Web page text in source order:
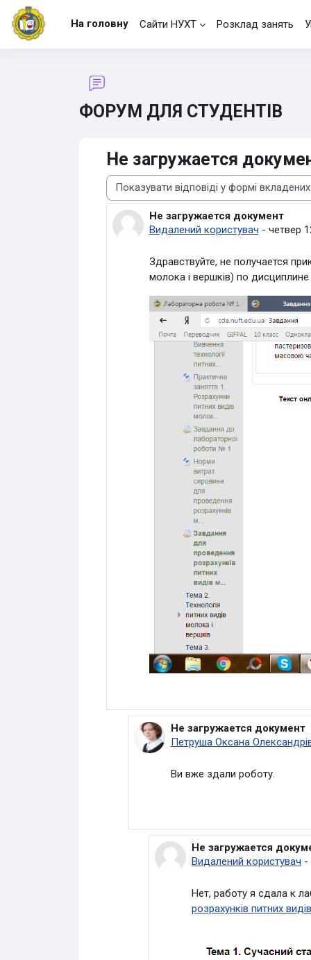
Перейти до головного вмісту
На головну
Сайти НУХТ Розклад занять
ФОРУМ ДЛЯ СТУДЕНТІВ
Не загружается
Тип показу
Не загружается документ
Видалений користувач - четвер
Кількість відповідей: 12
Здравствуйте, не получается
молока і вершків) по дисциплине
У відповідь на Видалений
Не загружается документ
Петруша Оксана
Ви вже здали роботу.
У відповідь на Петруша
Не загружается
Видалений користувач -
Нет, работу я сдала к
розрахунків питних